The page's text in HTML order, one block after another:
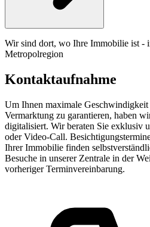
Wir sind dort, wo Ihre Immobilie ist -
Metropolregion
Kontaktaufnahme
Um Ihnen maximale
Vermarktung zu garantieren, haben
digitalisiert. Wir beraten Sie exklusiv
oder Video-Call.
Ihrer Immobilie finden
Besuche in unserer Zentrale in der
vorheriger Terminvereinbarung.